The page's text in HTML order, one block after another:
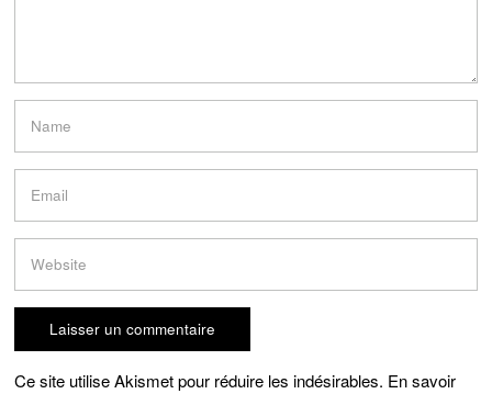
Ce site utilise Akismet pour réduire les indésirables. En savoir